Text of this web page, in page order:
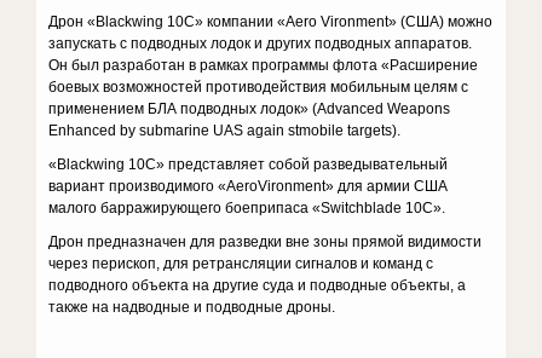
Дрон «Blackwing 10C» компании «Aero Vironment» (США) можно
запускать с подводных лодок и других подводных аппаратов.
Он был разработан в рамках программы флота «Расширение
боевых возможностей противодействия мобильным целям с
применением БЛА подводных лодок» (Advanced Weapons
Enhanced by submarine UAS again stmobile targets).
«Blackwing 10C» представляет собой разведывательный
вариант производимого «AeroVironment» для армии США
малого барражирующего боеприпаса «Switchblade 10С».
Дрон предназначен для разведки вне зоны прямой видимости
через перископ, для ретрансляции сигналов и команд с
подводного объекта на другие суда и подводные объекты, а
также на надводные и подводные дроны.